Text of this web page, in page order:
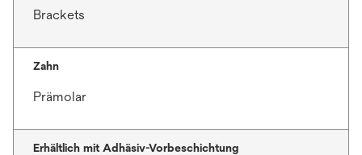
Brackets
Zahn
Prämolar
Erhältlich mit Adhäsiv-Vorbeschichtung